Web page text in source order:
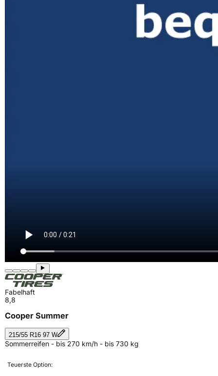
Fabelhaft
8,8
Cooper Summer
215/55 R16 97 W
Sommerreifen - bis 270 km/h - bis 730 kg
Teuerste Option: